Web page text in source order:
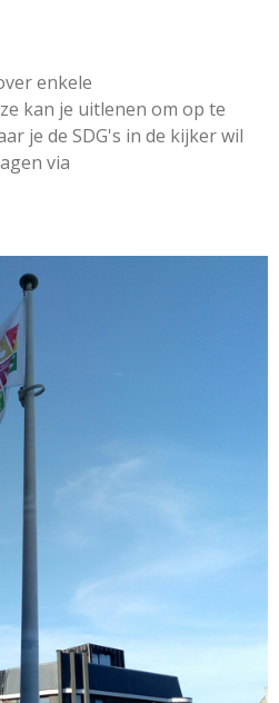
enkele
kan je uitlenen om op te
je de SDG's in de kijker wil
via